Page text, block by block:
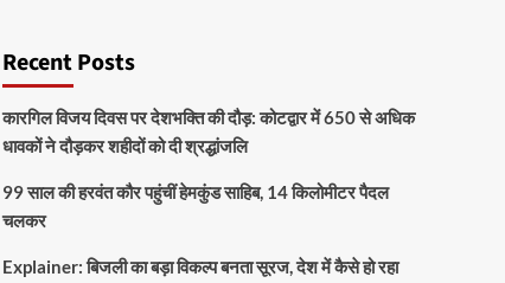
Recent Posts
कारगिल विजय दिवस पर देशभक्ति की दौड़: कोटद्वार में 650 से अधिक
धावकों ने दौड़कर शहीदों को दी श्रद्धांजलि
99 साल की हरवंत कौर पहुंचीं हेमकुंड साहिब, 14 किलोमीटर पैदल
चलकर
Explainer: बिजली का बड़ा विकल्प बनता सूरज, देश में कैसे हो रहा